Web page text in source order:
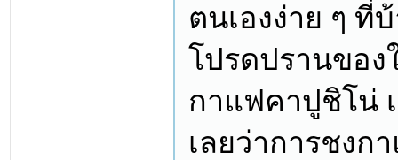
ตนเองง่าย ๆ ที่
โปรดปรานของ
กาแฟคาปูชิโน่
เลยว่าการชงก